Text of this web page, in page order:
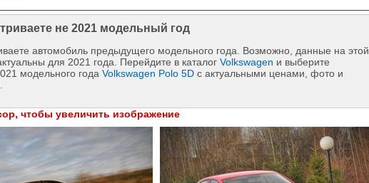
не 2021 модельный год
автомобиль предыдущего модельного года. Возможно, данные на этой
для 2021 года. Перейдите в каталог Volkswagen и выберите
модельного года Volkswagen Polo 5Dс актуальными ценами, фото и
чтобы увеличить изображение